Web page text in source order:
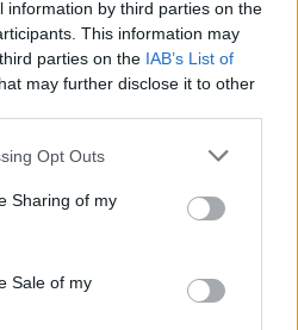
information by third parties on the
This information may
parties on the IAB’s List of
may further disclose it to other
Opt Outs
Sharing of my
Sale of my